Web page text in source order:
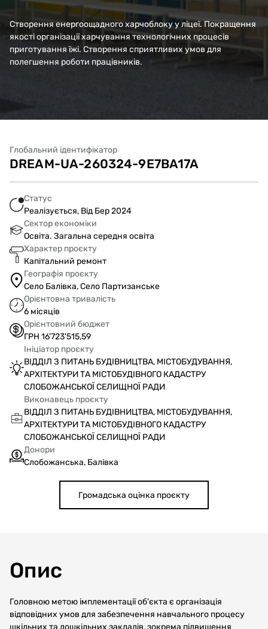
район, с. Балівка, вул.
Калинова, 52-Б
Створення енергоощадного харчоблоку у ліцеї. Покращення
якості організації харчування технологічних процесів
приготування їжі. Створення сприятливих умов для
полегшення роботи працівників.
Глобальний ідентифікатор
DREAM-UA-260324-9E7BA17A
Статус
Реалізується, Від Бер 2024
Сектор економіки
Освіта. Загальна середня освіта
Характер проєкту
Капітальний ремонт
Географія проєкту
Село Балівка, Село Партизанське
Орієнтовна тривалість
6 місяців
Орієнтовний бюджет
ГРН 16'723'515,59
Ініціатор проєкту
ВІДДІЛ З ПИТАНЬ БУДІВНИЦТВА, МІСТОБУДУВАННЯ,
АРХІТЕКТУРИ ТА МІСТОБУДІВНОГО КАДАСТРУ
СЛОБОЖАНСЬКОЇ СЕЛИЩНОЇ РАДИ
Виконавець проєкту
ВІДДІЛ З ПИТАНЬ БУДІВНИЦТВА, МІСТОБУДУВАННЯ,
АРХІТЕКТУРИ ТА МІСТОБУДІВНОГО КАДАСТРУ
СЛОБОЖАНСЬКОЇ СЕЛИЩНОЇ РАДИ
Донори
Слобожанська, Балівка
Громадська оцінка проєкту
Опис
Головною метою імплементації об'єкта є організація
відповідних умов для забезпечення навчального процесу
шкільних та дошкільних закладів, зокрема підвищення